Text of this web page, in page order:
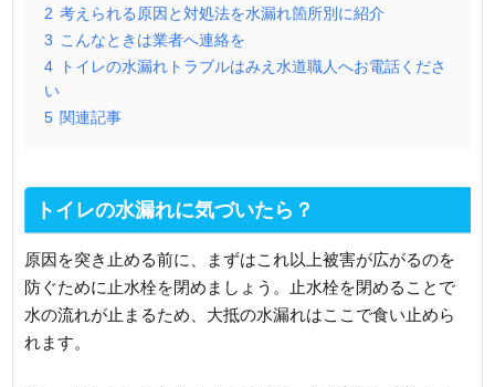
2 考えられる原因と対処法を水漏れ箇所別に紹介
3 こんなときは業者へ連絡を
4
トイレの水漏れトラブルはみえ水道職人へお電話くださ
い
5 関連記事
トイレの水漏れに気づいたら？
原因を突き止める前に、まずはこれ以上被害が広がるのを
防ぐために止水栓を閉めましょう。止水栓を閉めることで
水の流れが止まるため、大抵の水漏れはここで食い止めら
れます。